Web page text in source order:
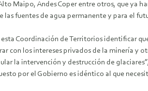
Maipo, Andes Coper entre otros, que ya
las fuentes de agua permanente y para el
Coordinación de Territorios identificar
con los intereses privados de la minería
la intervención y destrucción de
por el Gobierno es idéntico al que